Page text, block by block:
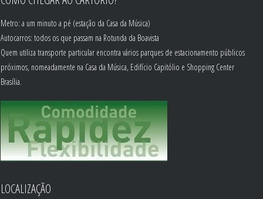
Metro: a um minuto a pé (estação da Casa da Música)
Autocarros: todos os que passam na Rotunda da Boavista
Quem utiliza transporte particular encontra vários parques de estacionamento públicos
próximos, nomeadamente na Casa da Música, Edifício Capitólio e Shopping Center
Brasília.
LOCALIZAÇÃO